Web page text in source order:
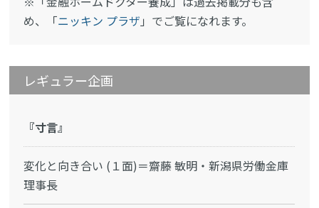
め、「ニッキン プラザ 」でご覧になれます。
レギュラー企画
『寸言』
変化と向き合い (１面)＝齋藤 敏明・新潟県労働金庫
理事長